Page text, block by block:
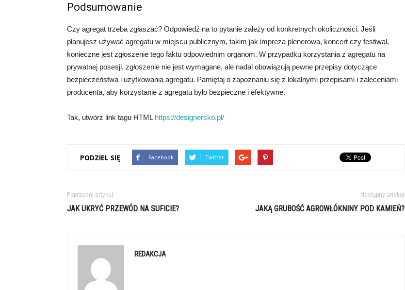
Podsumowanie
Czy agregat trzeba zgłaszać? Odpowiedź na to pytanie zależy od konkretnych okoliczności. Jeśli
planujesz używać agregatu w miejscu publicznym, takim jak impreza plenerowa, koncert czy festiwal,
konieczne jest zgłoszenie tego faktu odpowiednim organom. W przypadku korzystania z agregatu na
prywatnej posesji, zgłoszenie nie jest wymagane, ale nadal obowiązują pewne przepisy dotyczące
bezpieczeństwa i użytkowania agregatu. Pamiętaj o zapoznaniu się z lokalnymi przepisami i zaleceniami
producenta, aby korzystanie z agregatu było bezpieczne i efektywne.
Tak, utwórz link tagu HTML https://designersko.pl/
PODZIEL SIĘ Facebook Twitter
Poprzedni artykuł
JAK UKRYĆ PRZEWÓD NA SUFICIE?
Następny artykuł
JAKĄ GRUBOŚĆ AGROWŁÓKNINY POD KAMIEŃ?
REDAKCJA